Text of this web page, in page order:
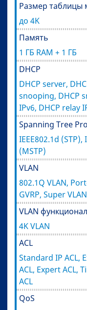
Размер таблицы
до 4K
Память
1 ГБ RAM + 1 ГБ
DHCP
DHCP server,
snooping, DHCP
IPv6, DHCP relay
Spanning Tree
IEEE802.1d (STP),
(MSTP)
VLAN
802.1Q VLAN,
GVRP, Super VLAN
VLAN функционал
4K VLAN
ACL
Standard IP ACL,
ACL, Expert ACL,
ACL
QoS